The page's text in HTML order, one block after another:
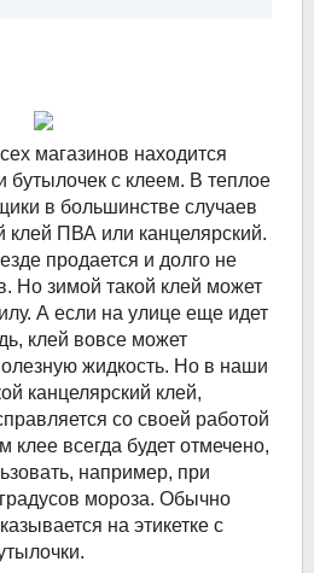
магазинов находится
бутылочек с клеем. В теплое
в большинстве случаев
клей ПВА или канцелярский.
продается и долго не
Но зимой такой клей может
А если на улице еще идет
клей вовсе может
жидкость. Но в наши
канцелярский клей,
со своей работой
клее всегда будет отмечено,
например, при
мороза. Обычно
на этикетке с